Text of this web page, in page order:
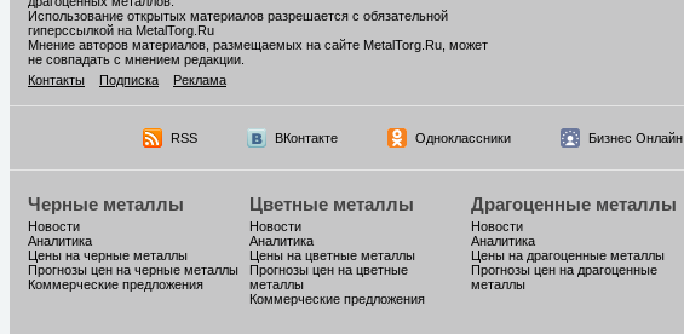
Использование открытых материалов разрешается с обязательной
гиперссылкой на MetalTorg.Ru
Мнение авторов материалов, размещаемых на сайте MetalTorg.Ru, может
не совпадать с мнением редакции.
Контакты
Подписка Реклама
RSS ВКонтакте Одноклассники Бизнес Онлайн
Черные металлы
Новости
Аналитика
Цены на черные металлы
Прогнозы цен на черные металлы
Коммерческие предложения
Цветные металлы
Новости
Аналитика
Цены на цветные металлы
Прогнозы цен на цветные
металлы
Коммерческие предложения
Драгоценные металлы
Новости
Аналитика
Цены на драгоценные металлы
Прогнозы цен на драгоценные
металлы